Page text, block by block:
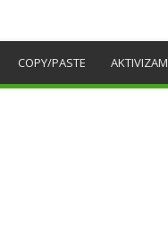
COPY/PASTE AKTIVIZAM